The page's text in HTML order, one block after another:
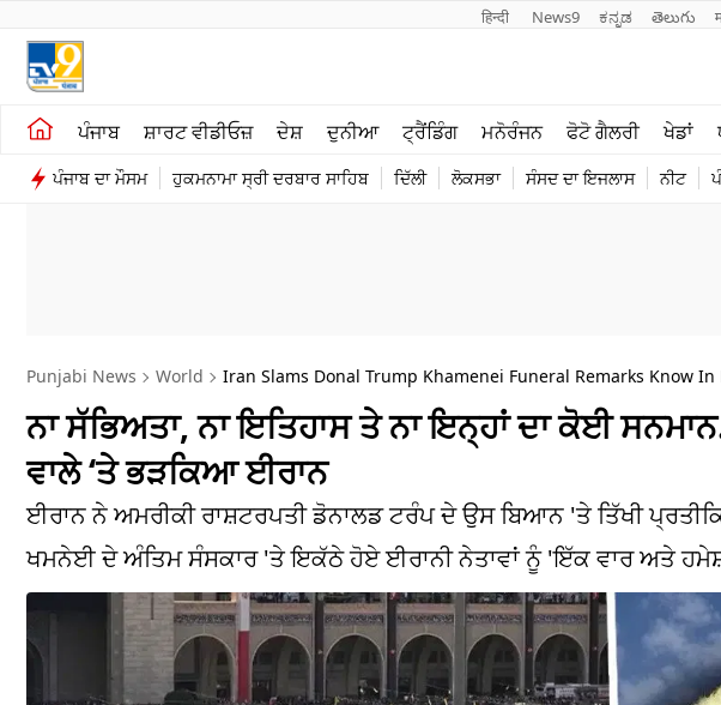
हिन्दी News9 ಕನ್ನಡ తెలుగు
ਪੰਜਾਬ ਸ਼ਾਰਟ ਵੀਡੀਓਜ਼ ਦੇਸ਼ ਦੁਨੀਆ ਟ੍ਰੈਂਡਿੰਗ ਮਨੋਰੰਜਨ ਫੋਟੋ ਗੈਲਰੀ ਖੇਡਾਂ
ਪੰਜਾਬ ਦਾ ਮੌਸਮ ਹੁਕਮਨਾਮਾ ਸ੍ਰੀ ਦਰਬਾਰ ਸਾਹਿਬ ਦਿੱਲੀ ਲੋਕਸਭਾ ਸੰਸਦ ਦਾ ਇਜਲਾਸ ਨੀਟ
ਖੇਤੀਬਾੜੀ
ਸ਼ਾਰਟ ਵੀਡੀਓਜ਼
ਮਨੋਰੰਜਨ
ਪੰਜਾਬ
Punjabi News World Iran Slams Donal Trump Khamenei Funeral Remarks Know In
ਨਾ ਸੱਭਿਅਤਾ, ਨਾ ਇਤਿਹਾਸ ਤੇ ਨਾ ਇਨ੍ਹਾਂ ਦਾ ਕੋਈ
ਵਾਲੇ ‘ਤੇ ਭੜਕਿਆ ਈਰਾਨ
ਈਰਾਨ ਨੇ ਅਮਰੀਕੀ ਰਾਸ਼ਟਰਪਤੀ ਡੋਨਾਲਡ ਟਰੰਪ ਦੇ ਉਸ ਬਿਆਨ 'ਤੇ ਤਿੱਖੀ
ਖਮਨੇਈ ਦੇ ਅੰਤਿਮ ਸੰਸਕਾਰ 'ਤੇ ਇਕੱਠੇ ਹੋਏ ਈਰਾਨੀ ਨੇਤਾਵਾਂ ਨੂੰ 'ਇੱਕ ਵਾਰ ਅਤੇ